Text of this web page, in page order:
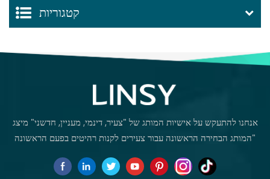
קטגוריות
אנחנו להתעקש על אישיות המותג של "צעיר, דינמי, מעניין, חדשני" מיצג
"המותג הבחירה הראשונה עבור צעירים לקנות רהיטים בפעם הראשונה